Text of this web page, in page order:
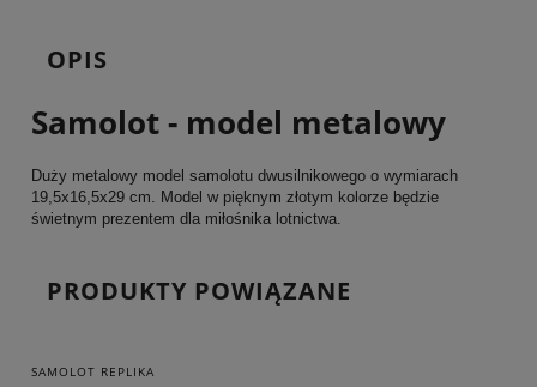
OPIS
Samolot - model metalowy
Duży metalowy model samolotu dwusilnikowego o wymiarach
19,5x16,5x29 cm. Model w pięknym złotym kolorze będzie
świetnym prezentem dla miłośnika lotnictwa.
PRODUKTY POWIĄZANE
SAMOLOT REPLIKA